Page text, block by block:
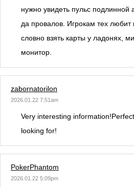
нужно увидеть пульс
да провалов. Игрокам тех любит
словно взять карты у ладонях,
монитор.
zabornatorilon
2026.01.22 7:51am
Very interesting
looking for!
PokerPhantom
2026.01.22 5:09pm